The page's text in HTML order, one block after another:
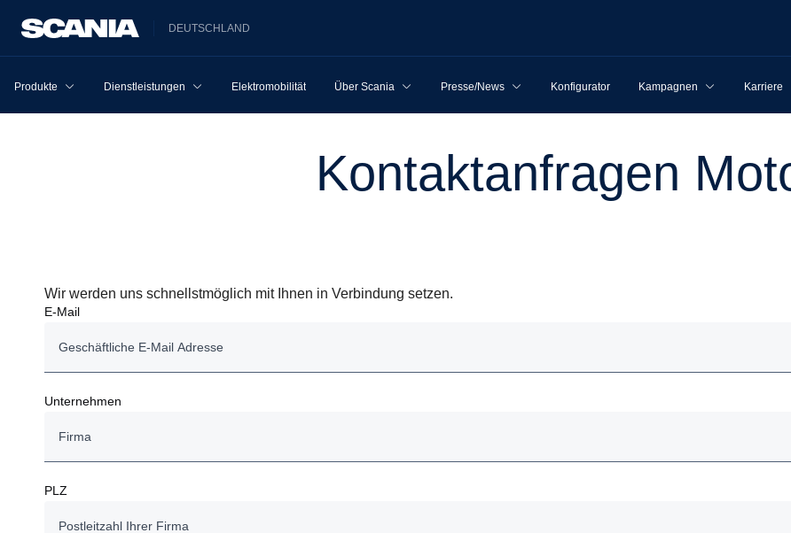
DEUTSCHLAND
Produkte Dienstleistungen Elektromobilität Über Scania Presse/News Konfigurator Kampagnen Karriere
Kontakt­an­fragen
Wir werden uns schnellstmöglich mit Ihnen in Verbindung setzen.
E-Mail
Unternehmen
PLZ